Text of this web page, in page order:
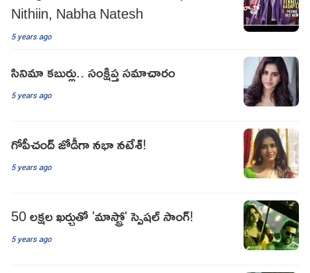
Nithiin, Nabha Natesh
5 years ago
సినిమా కబుర్లు.. సంక్షిప్త సమాచారం
5 years ago
గోపీచంద్ జోడీగా నభా నటేశ్!
5 years ago
50 లక్షల ఖర్చుతో 'మాస్ట్రో' స్పెషల్ సాంగ్!
5 years ago